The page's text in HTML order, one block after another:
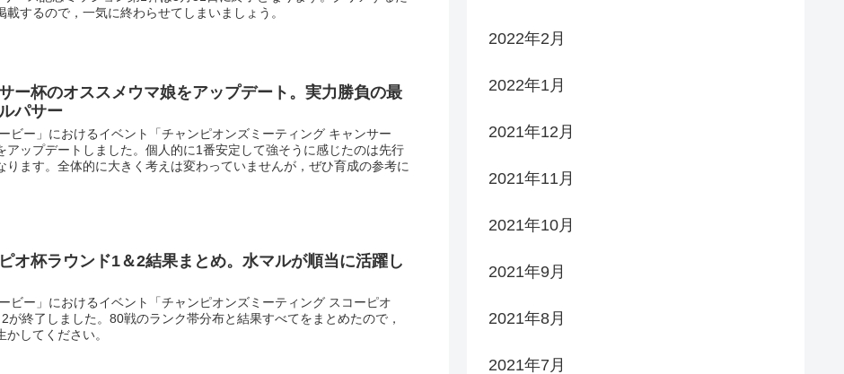
するので，一気に終わらせてしまいましょう。
ー杯のオススメウマ娘をアップデート。実力勝負の最
パサー
ビー」におけるイベント「チャンピオンズミーティング キャンサー
アップデートしました。個人的に1番安定して強そうに感じたのは先行
ります。全体的に大きく考えは変わっていませんが，ぜひ育成の参考に
オ杯ラウンド1＆2結果まとめ。水マルが順当に活躍し
ビー」におけるイベント「チャンピオンズミーティング スコーピオ
が終了しました。80戦のランク帯分布と結果すべてをまとめたので，
してください。
2022年2月
2022年1月
2021年12月
2021年11月
2021年10月
2021年9月
2021年8月
2021年7月